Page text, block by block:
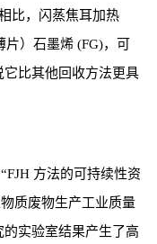
比，闪蒸焦耳加热
片）石墨烯 (FG)，可
比其他回收方法更具
方法的可持续性资
质废物生产工业质量
实验室结果产生了高